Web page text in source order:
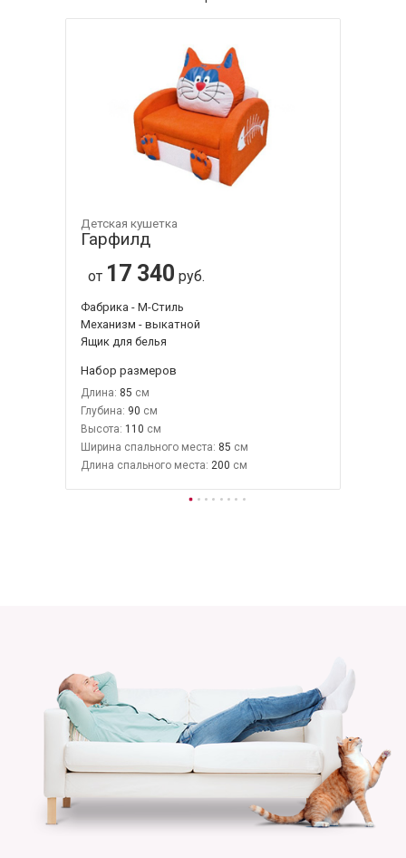
Детская кушетка
Гарфилд
от 17 340 руб.
Фабрика - М-Стиль
Механизм - выкатной
Ящик для белья
Набор размеров
Длина: 85
Глубина: 90
Высота: 110
Ширина спального места: 85
Длина спального места: 200